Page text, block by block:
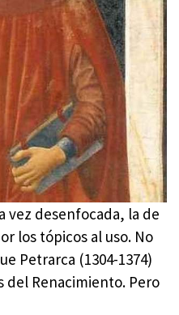
vez desenfocada, la de
los tópicos al uso. No
Petrarca (1304-1374)
del Renacimiento. Pero